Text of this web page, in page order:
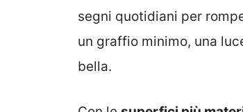
segni quotidiani per
un graffio minimo, una
bella.